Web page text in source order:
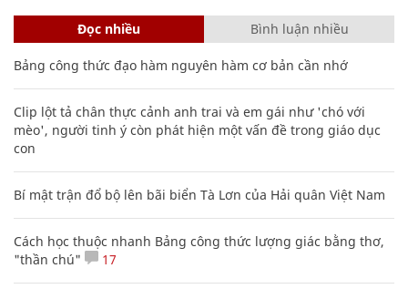
Đọc nhiều Bình luận nhiều
Bảng công thức đạo hàm nguyên hàm cơ bản cần nhớ
Clip lột tả chân thực cảnh anh trai và em gái như 'chó với
mèo', người tinh ý còn phát hiện một vấn đề trong giáo dục
con
Bí mật trận đổ bộ lên bãi biển Tà Lơn của Hải quân Việt Nam
Cách học thuộc nhanh Bảng công thức lượng giác bằng thơ,
"thần chú"
17